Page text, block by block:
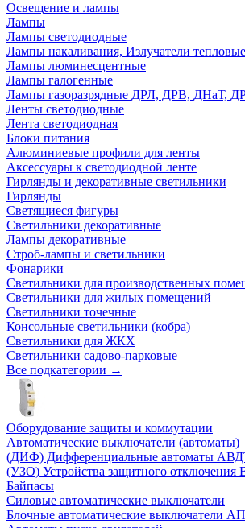
Освещение и лампы
Лампы
Лампы светодиодные
Лампы накаливания, Излучатели тепловые
Лампы люминесцентные
Лампы галогенные
Лампы газоразрядные ДРЛ, ДРВ, ДНаТ,
Ленты светодиодные
Лента светодиодная
Блоки питания
Алюминиевые профили для ленты
Аксессуары к светодиодной ленте
Гирлянды и декоративные светильники
Гирлянды
Светящиеся фигуры
Светильники декоративные
Лампы декоративные
Строб-лампы и светильники
Фонарики
Светильники для производственных
Светильники для жилых помещений
Светильники точечные
Консольные светильники (кобра)
Светильники для ЖКХ
Светильники садово-парковые
Все подкатегории →
Оборудование защиты и коммутации
Автоматические выключатели (автоматы)
(ДИФ) Дифференциальные автоматы
(УЗО) Устройства защитного отключения
Байпасы
Силовые автоматические выключатели
Блочные автоматические выключатели